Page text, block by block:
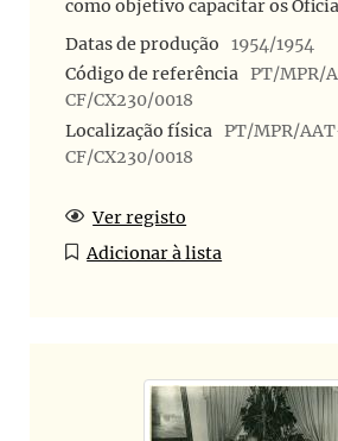
como objetivo capacitar os
Datas de produção
1954/1954
Código de referência PT/MPR/
CF/CX230/0018
Localização física PT/MPR/
CF/CX230/0018
Ver registo
Adicionar à lista